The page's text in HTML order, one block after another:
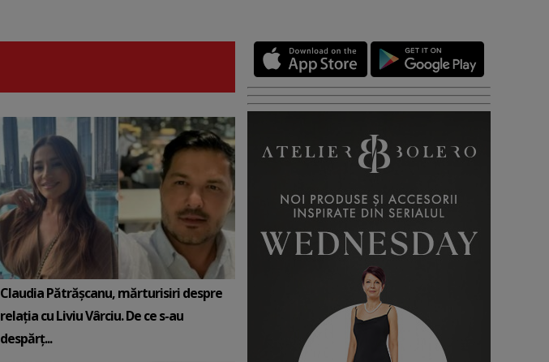
Claudia Pătrășcanu, mărturisiri despre
relația cu Liviu Vârciu. De ce s-au
despărț...